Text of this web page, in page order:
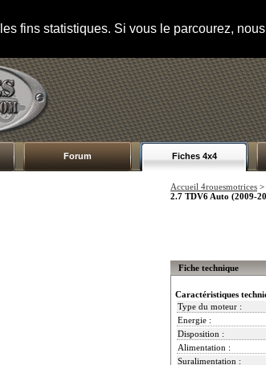
fins statistiques. Si vous le parcourez,
Forum Fiches 4x4
Accueil 4rouesmotrices >
2.7 TDV6 Auto (2009-
Fiche technique
Caractéristiques
Type du moteur :
Energie :
Disposition :
Alimentation :
Suralimentation :